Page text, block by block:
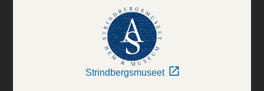
Strindbergsmuseet